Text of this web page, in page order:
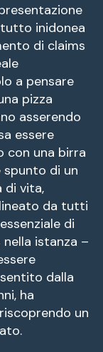
inidonea
di claims
a pensare
pizza
asserendo
essere
con una birra
spunto di un
di vita,
da tutti
di
istanza –
dalla
ha
un